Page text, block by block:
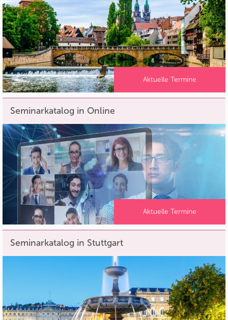
Aktuelle Termine
Seminarkatalog in Online
Aktuelle Termine
Seminarkatalog in Stuttgart